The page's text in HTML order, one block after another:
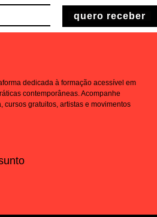
quero receber
dedicada à formação acessível em
contemporâneas. Acompanhe
cursos gratuitos, artistas e movimentos